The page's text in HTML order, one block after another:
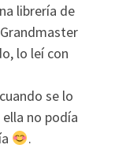
librería de
lo leí con
se lo
no podía
.